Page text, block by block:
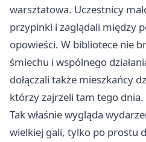
warsztatowa. Uczestnicy
przypinki i zaglądali między
opowieści. W bibliotece nie
śmiechu i wspólnego
dołączali także mieszkańcy
którzy zajrzeli tam tego
Tak właśnie wygląda
wielkiej gali, tylko po prostu